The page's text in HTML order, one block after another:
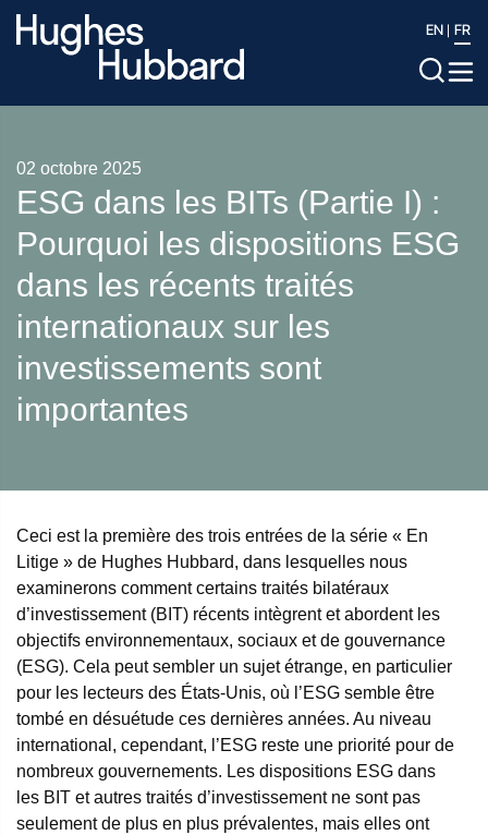
EN FR
02 octobre 2025
ESG dans les BITs (Partie I) :
Pourquoi les dispositions ESG
dans les récents traités
internationaux sur les
investissements sont
importantes
Ceci est la première des trois entrées de la série « En
Litige » de Hughes Hubbard, dans lesquelles nous
examinerons comment certains traités bilatéraux
d’investissement (BIT) récents intègrent et abordent les
objectifs environnementaux, sociaux et de gouvernance
(ESG). Cela peut sembler un sujet étrange, en particulier
pour les lecteurs des États-Unis, où l’ESG semble être
tombé en désuétude ces dernières années. Au niveau
international, cependant, l’ESG reste une priorité pour de
nombreux gouvernements. Les dispositions ESG dans
les BIT et autres traités d’investissement ne sont pas
seulement de plus en plus prévalentes, mais elles ont